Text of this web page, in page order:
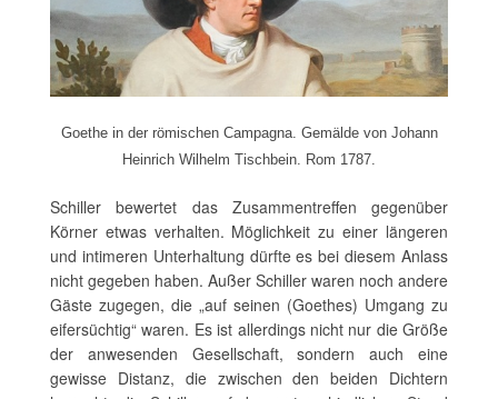
Goethe in der römischen Campagna. Gemälde von Johann
Heinrich Wilhelm Tischbein. Rom 1787.
Schiller bewertet das Zusammentreffen gegenüber
Körner etwas verhalten. Möglichkeit zu einer längeren
und intimeren Unterhaltung dürfte es bei diesem Anlass
nicht gegeben haben. Außer Schiller waren noch andere
Gäste zugegen, die „auf seinen (Goethes) Umgang zu
eifersüchtig“ waren. Es ist allerdings nicht nur die Größe
der anwesenden Gesellschaft, sondern auch eine
gewisse Distanz, die zwischen den beiden Dichtern